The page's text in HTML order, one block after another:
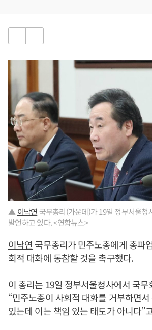
▲ 이낙연 국무총리(가운데)가 19일 정부서울청
발언하고 있다. <연합뉴스>
이낙연 국무총리가 민주노총에게 총파
회적 대화에 동참할 것을 촉구했다.
이 총리는 19일 정부서울청사에서 국
“민주노총이 사회적 대화를 거부하면
있는데 이는 책임 있는 태도가 아니다”